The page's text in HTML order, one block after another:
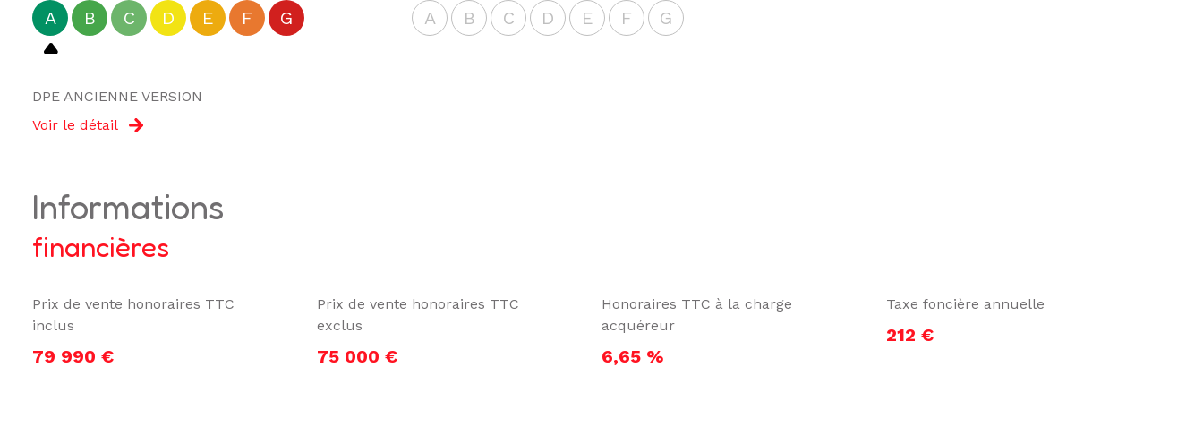
A B C D E F G A B C D E F G
DPE ANCIENNE VERSION
Voir le détail
informations
financières
Prix de vente honoraires TTC
inclus
79 990 €
Prix de vente honoraires TTC
exclus
75 000 €
Honoraires TTC à la charge
acquéreur
6,65 %
Taxe foncière annuelle
212 €